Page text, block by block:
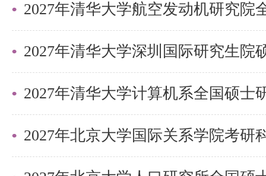
2027年清华大学深圳国际研究生院
2027年北京大学国际关系学院考研